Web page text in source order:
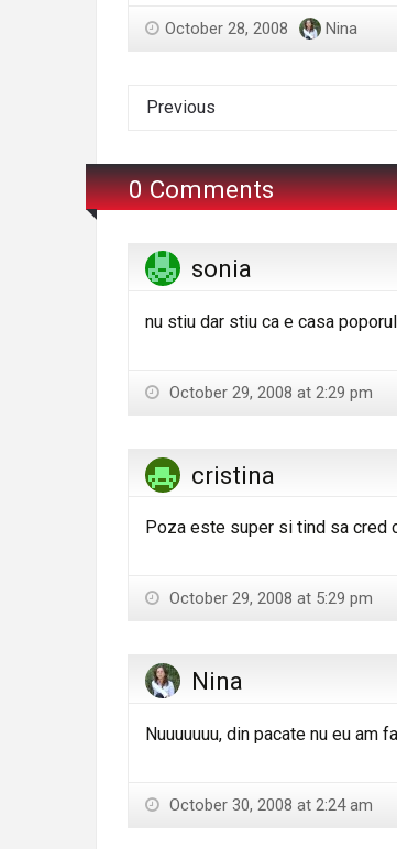
October 28, 2008 Nina
Previous
0 Comments
sonia
nu stiu dar stiu ca e casa
October 29, 2008 at 2:29 pm
cristina
Poza este super si tind sa cred
October 29, 2008 at 5:29 pm
Nina
Nuuuuuuu, din pacate nu eu am
October 30, 2008 at 2:24 am